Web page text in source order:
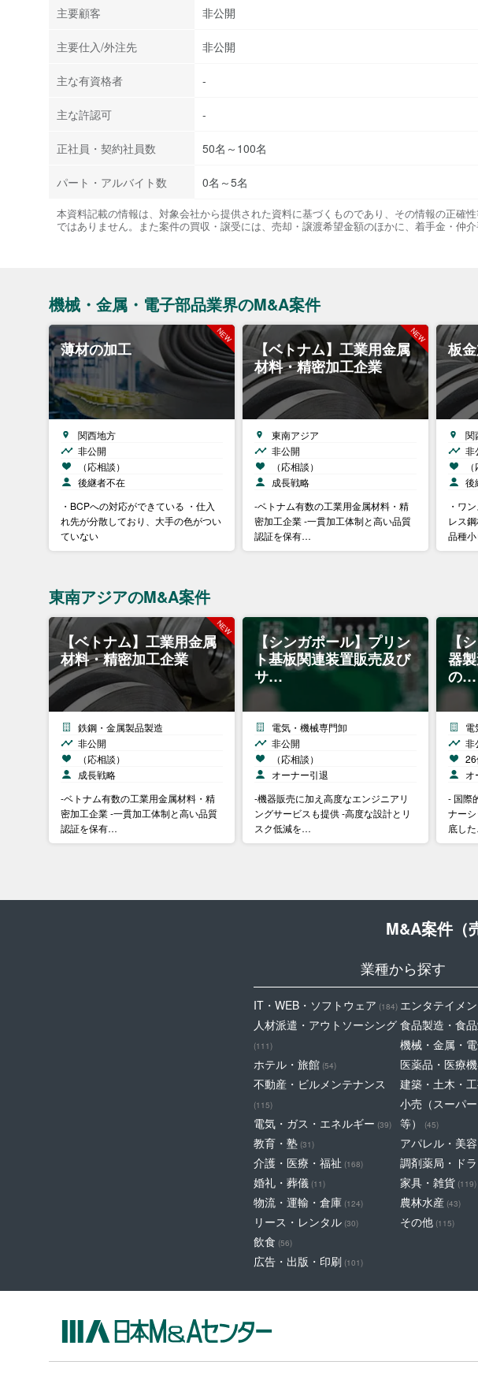
主要顧客 非公開
主要仕入/外注先 非公開
主な有資格者 -
主な許認可 -
正社員・契約社員数 50名～100名
パート・アルバイト数 0名～5名
本資料記載の情報は、対象会社から提供された資料に基づくものであり、その情報の正確
ではありません。また案件の買収・譲受には、売却・譲渡希望金額のほかに、着手金・仲介
機械・金属・電子部品業界のM&A案件
薄材の加工
関西地方
非公開
（応相談）
後継者不在
・BCPへの対応ができている ・仕入
れ先が分散しており、大手の色がつい
ていない
【ベトナム】工業用金属
材料・精密加工企業
東南アジア
非公開
（応相談）
成長戦略
-ベトナム有数の工業用金属材料・精
密加工企業 -一貫加工体制と高い品質
認証を保有…
板
関
非
後
・ワ
レス
品種
東南アジアのM&A案件
【ベトナム】工業用金属
材料・精密加工企業
鉄鋼・金属製品製造
非公開
（応相談）
成長戦略
-ベトナム有数の工業用金属材料・精
密加工企業 -一貫加工体制と高い品質
認証を保有…
【シンガポール】プリン
ト基板関連装置販売及び
サ…
電気・機械専門卸
非公開
（応相談）
オーナー引退
-機器販売に加え高度なエンジニアリ
ングサービスも提供 -高度な設計とリ
スク低減を…
【
器
の…
電
非
26
オ
- 国際
ナー
底し
M&A案件（
業種から探す
IT・WEB・ソフトウェア (184)
人材派遣・アウトソーシング
(111)
ホテル・旅館 (54)
不動産・ビルメンテナンス
(115)
電気・ガス・エネルギー (39)
教育・塾 (31)
介護・医療・福祉 (168)
婚礼・葬儀 (11)
物流・運輸・倉庫 (124)
リース・レンタル (30)
飲食 (56)
広告・出版・印刷 (101)
エンタテイメ
食品製造・食
機械・金属・
医薬品・医療
建築・土木・
小売（スーパ
等）
(45)
アパレル・美
調剤薬局・ド
家具・雑貨 (119)
農林水産 (43)
その他 (115)